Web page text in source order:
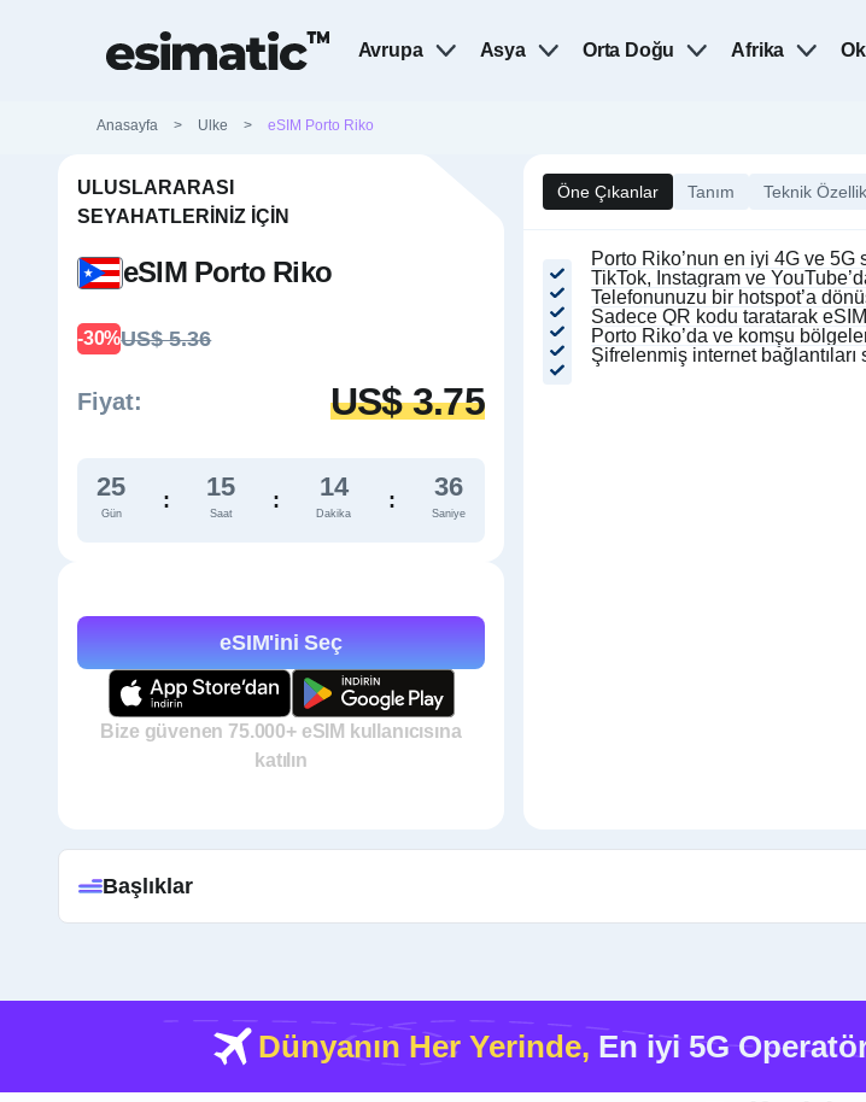
Avrupa Asya Orta Doğu Afrika
Anasayfa > Ulke > eSIM Porto Riko
ULUSLARARASI
SEYAHATLERINIZ İÇIN
eSIM Porto Riko
-30%US$ 5.36
Fiyat: US$ 3.75
25
Gün
: 15
Saat
: 14
Dakika
: 35
Saniye
eSIM'ini Seç
Bize güvenen 75.000+ eSIM kullanıcısına
katılın
Öne Çıkanlar Tanım Teknik
Porto Riko’nun en iyi 4G ve 5G
TikTok, Instagram ve
Telefonunuzu bir hotspot’a
Sadece QR kodu taratarak
Porto Riko’da ve komşu
Şifrelenmiş internet
Başlıklar
Dünyanın Her Yerinde, En iyi 5G